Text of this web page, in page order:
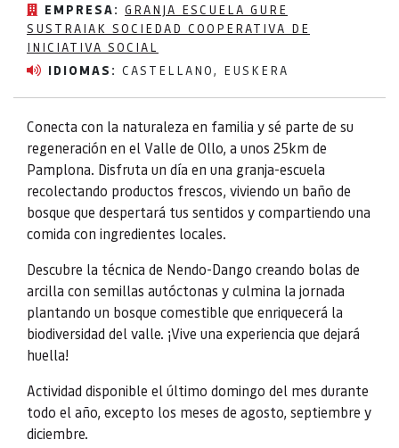
EMPRESA: GRANJA ESCUELA GURE
SUSTRAIAK SOCIEDAD COOPERATIVA DE
INICIATIVA SOCIAL
IDIOMAS: CASTELLANO, EUSKERA
Conecta con la naturaleza en familia y sé parte de su
regeneración en el Valle de Ollo, a unos 25km de
Pamplona. Disfruta un día en una granja-escuela
recolectando productos frescos, viviendo un baño de
bosque que despertará tus sentidos y compartiendo una
comida con ingredientes locales.
Descubre la técnica de Nendo-Dango creando bolas de
arcilla con semillas autóctonas y culmina la jornada
plantando un bosque comestible que enriquecerá la
biodiversidad del valle. ¡Vive una experiencia que dejará
huella!
Actividad disponible el último domingo del mes durante
todo el año, excepto los meses de agosto, septiembre y
diciembre.